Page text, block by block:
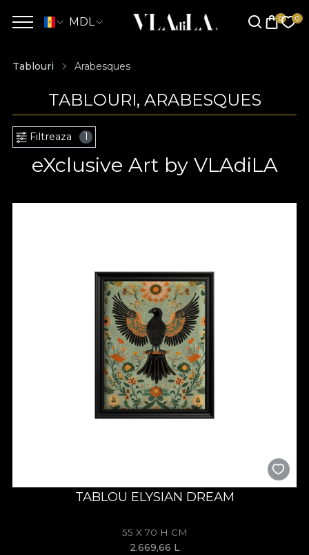
MDL
Tablouri Arabesques
TABLOURI, ARABESQUES
Filtreaza 1
eXclusive Art by VLAdiLA
TABLOU ELYSIAN DREAM
55 X 70 H CM
2.669,66 L